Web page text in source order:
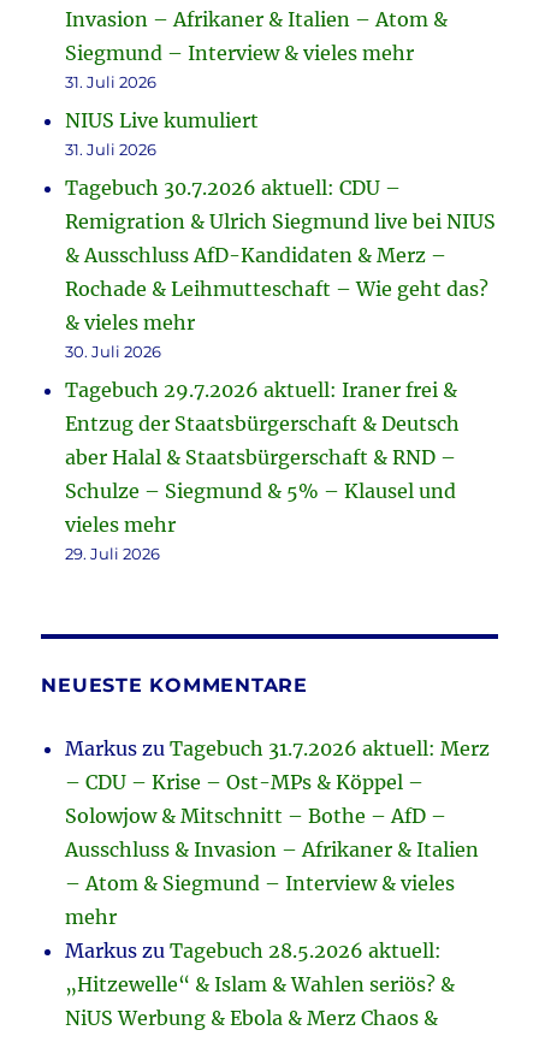
Invasion – Afrikaner & Italien – Atom &
Siegmund – Interview & vieles mehr
31. Juli 2026
NIUS Live kumuliert
31. Juli 2026
Tagebuch 30.7.2026 aktuell: CDU –
Remigration & Ulrich Siegmund live bei NIUS
& Ausschluss AfD-Kandidaten & Merz –
Rochade & Leihmutteschaft – Wie geht das?
& vieles mehr
30. Juli 2026
Tagebuch 29.7.2026 aktuell: Iraner frei &
Entzug der Staatsbürgerschaft & Deutsch
aber Halal & Staatsbürgerschaft & RND –
Schulze – Siegmund & 5% – Klausel und
vieles mehr
29. Juli 2026
NEUESTE KOMMENTARE
Markus zuTagebuch 31.7.2026 aktuell: Merz
– CDU – Krise – Ost-MPs & Köppel –
Solowjow & Mitschnitt – Bothe – AfD –
Ausschluss & Invasion – Afrikaner & Italien
– Atom & Siegmund – Interview & vieles
mehr
Markus zuTagebuch 28.5.2026 aktuell:
„Hitzewelle“ & Islam & Wahlen seriös? &
NiUS Werbung & Ebola & Merz Chaos &